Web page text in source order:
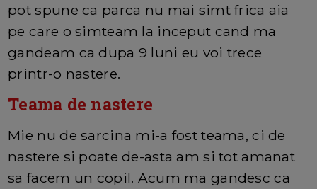
pot spune ca parca nu mai simt frica aia
pe care o simteam la inceput cand ma
gandeam ca dupa 9 luni eu voi trece
printr-o nastere.
Teama de nastere
Mie nu de sarcina mi-a fost teama, ci de
nastere si poate de-asta am si tot amanat
sa facem un copil. Acum ma gandesc ca